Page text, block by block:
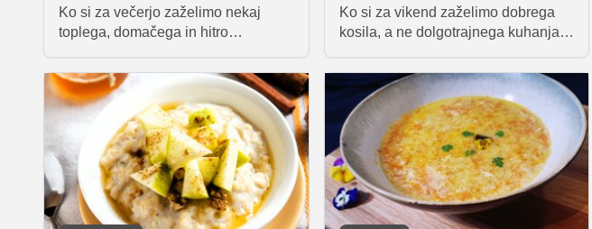
Ko si za večerjo zaželimo nekaj
toplega, domačega in hitro
pečice prava rešitev. Priprava
zahteva le nekaj osnovnih sestavin,
večino dela opravi pečica, rezultat
pa je mehka, na robovih lepo
zapečena palačinka, ki jo lahko
postrežemo v sladki ali slani
različici.
Ko si za vikend zaželimo dobrega
kosila, a ne dolgotrajnega kuhanja,
rešitev. Izbrali smo pet preverjenih
jedi, ki so pripravljene v približno pol
ure in poskrbijo za polne krožnike
brez stresa – od kremnih omak do
konkretnih domačih okusov.